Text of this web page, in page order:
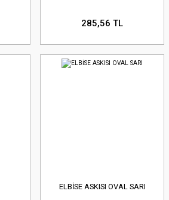
285,56 TL
ELBİSE ASKISI OVAL SARI